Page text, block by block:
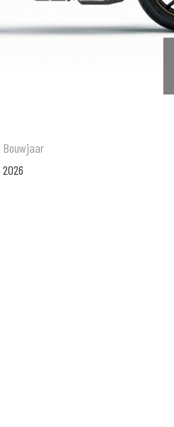
Bouwjaar
2026